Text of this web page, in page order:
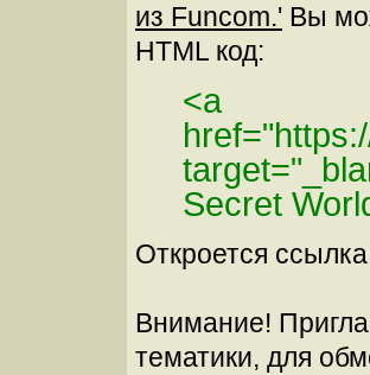
из Funcom.' Вы
HTML код:
<a
Secret
Откроется
Внимание!
тематики, для